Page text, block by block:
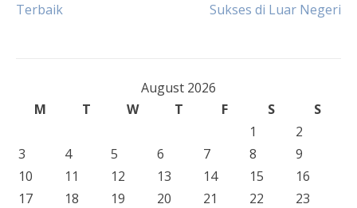
navigation
Terbaik
Sukses di Luar Negeri
August 2026
M
T W T F S
S
1
2
3
4 5 6 7 8
9
10
11 12 13 14 15
16
17
18 19 20 21 22
23